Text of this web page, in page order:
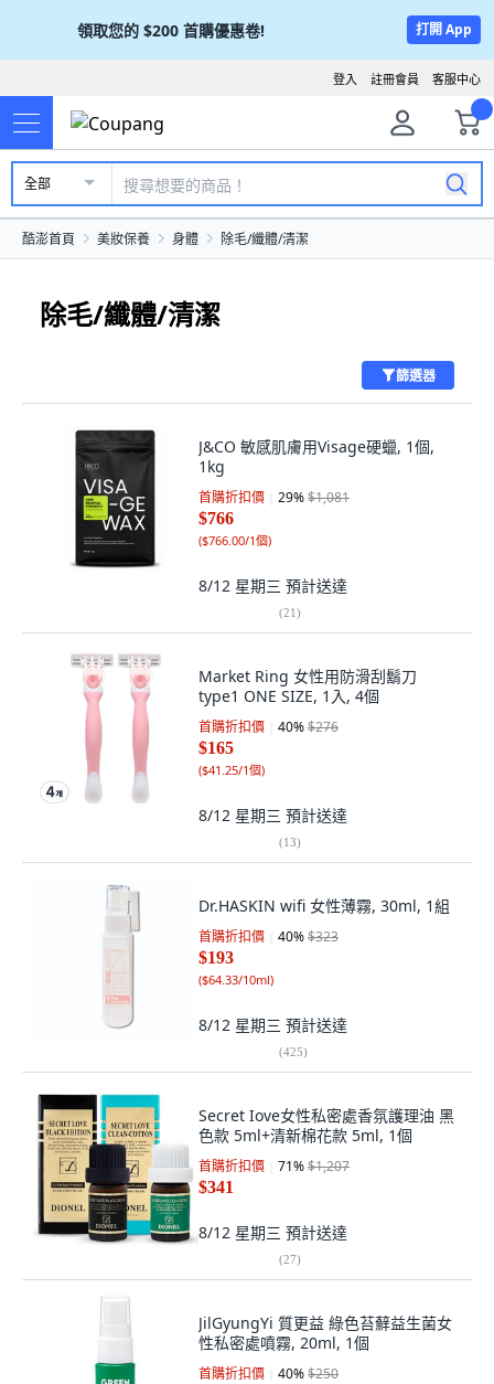
領取您的 $200 首購優惠卷! 打開 App
客服中心
註冊會員
登入
全部
酷澎首頁 美妝保養 身體 除毛/纖體/清潔
除毛/纖體/清潔
篩選器
J&CO 敏感肌膚用Visage硬蠟, 1個,
1kg
首購折扣價 29%$1,081
$766
($766.00/1個)
8/12 星期三 預計送達
(21)
Market Ring 女性用防滑刮鬍刀
type1 ONE SIZE, 1入, 4個
首購折扣價 40%$276
$165
($41.25/1個)
8/12 星期三 預計送達
(13)
Dr.HASKIN wifi 女性薄霧, 30ml, 1組
首購折扣價 40%$323
$193
($64.33/10ml)
8/12 星期三 預計送達
(425)
Secret Iove女性私密處香氛護理油 黑
色款 5ml+清新棉花款 5ml, 1個
首購折扣價 71%$1,207
$341
8/12 星期三 預計送達
(27)
JilGyungYi 質更益 綠色苔蘚益生菌女
性私密處噴霧, 20ml, 1個
首購折扣價 40%$250